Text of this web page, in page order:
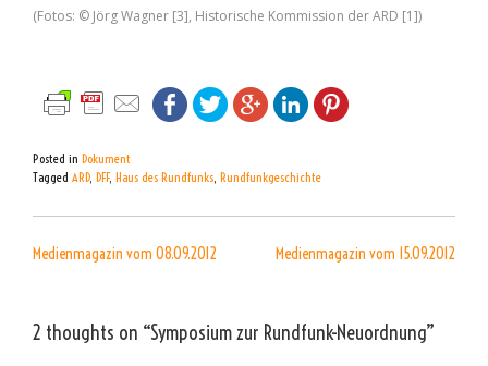
(Fotos: © Jörg Wagner [3], Historische Kommission der ARD [1])
Posted in Dokument
Tagged ARD, DFF, Haus des Rundfunks Rundfunkgeschichte
Medienmagazin vom 08.09.2012 Medienmagazin vom 15.09.2012
2 thoughts on “Symposium zur Rundfunk-Neuordnung”